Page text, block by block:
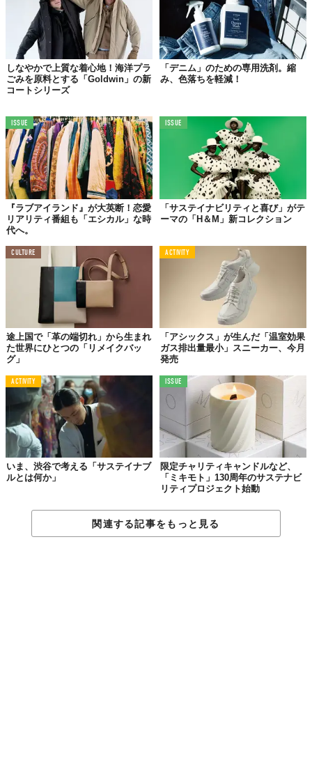
マー製のプラスチック。フレーム
は、植物由来のバイオマスプラ
スチック製。ディティールの細部までも金属やインクを使わず、
自然下で環境に負担をかけない分解がなされるという。
専用袋や紙箱もすべて再生原料にこだわる徹底ぶり。 どこを取っ
ても、人と環境の未来にやさしいサステイナブルなプロダクトと
なっている。
なお、売上金の一部は、海の環境を守り美しい海を次世代に残し
ていくための「海の羽根募金」に寄付されるそう。
詳細は、オンラインストアでチェックしてみて。
『jugaad14』
【オンラインストア】https://jugaad14.com/
Top image: ©
この世界は、もっと広いはずだ。
しなやかで上質な着心地！海洋プラ
ごみを原料とする「Goldwin」の新
コートシリーズ
「デニム」のための専用洗剤。縮
み、色落ちを軽減！
ISSUE
『ラブアイランド』が大英断！恋愛
リアリティ番組も「エシカル」な時
代へ。
ISSUE
「サステイナビリティと喜び」がテ
ーマの「H＆M」新コレクション
CULTURE
途上国で「革の端切れ」から生まれ
た世界にひとつの「リメイクバッ
グ」
ACTIVITY
「アシックス」が生んだ「温室効果
ガス排出量最小」スニーカー、今月
発売
ACTIVITY
いま、渋谷で考える「サステイナブ
ルとは何か」
ISSUE
限定チャリティキャンドルなど、
「ミキモト」130周年のサステナビ
リティプロジェクト始動
関連する記事をもっと見る